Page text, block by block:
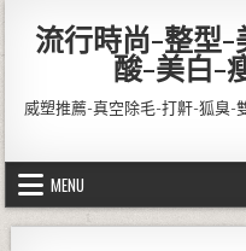
流行時尚-整型
酸-美白-
威塑推薦-真空除毛-打鼾-狐臭-
MENU